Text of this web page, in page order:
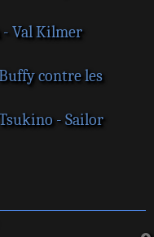
Val Kilmer
contre les
- Sailor